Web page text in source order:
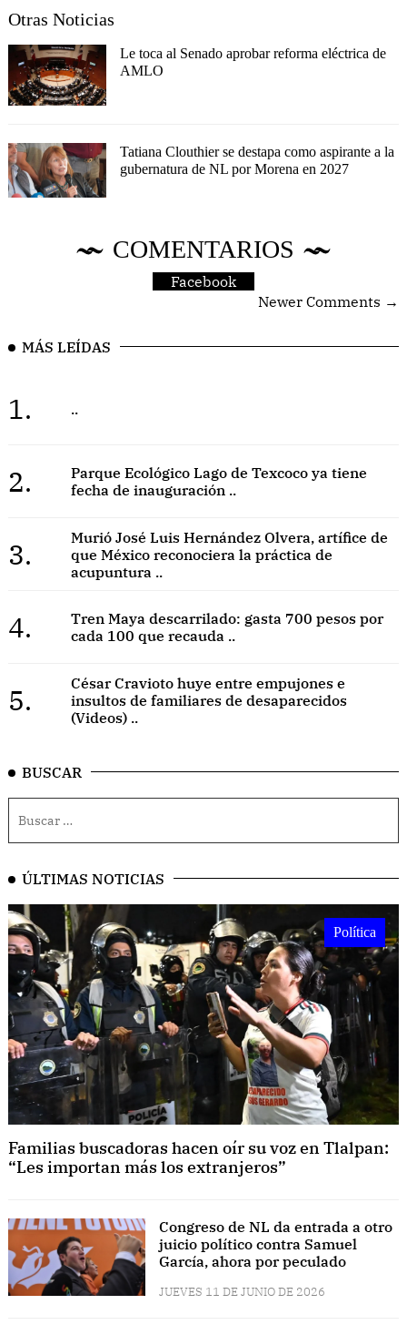
Otras Noticias
Le toca al Senado aprobar reforma eléctrica de
AMLO
Tatiana Clouthier se destapa como aspirante a la
gubernatura de NL por Morena en 2027
COMENTARIOS
Facebook
Newer Comments →
MÁS LEÍDAS
1. ..
2.
Parque Ecológico Lago de Texcoco ya tiene
fecha de inauguración ..
3.
Murió José Luis Hernández Olvera, artífice de
que México reconociera la práctica de
acupuntura ..
4.
Tren Maya descarrilado: gasta 700 pesos por
cada 100 que recauda ..
5.
César Cravioto huye entre empujones e
insultos de familiares de desaparecidos
(Videos) ..
BUSCAR
ÚLTIMAS NOTICIAS
Política
Familias buscadoras hacen oír su voz en Tlalpan:
“Les importan más los extranjeros”
Congreso de NL da entrada a otro
juicio político contra Samuel
García, ahora por peculado
JUEVES 11 DE JUNIO DE 2026